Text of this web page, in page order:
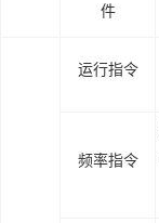
件
运行指令
频率指令